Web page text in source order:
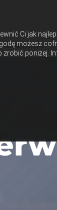
Ci jak
możesz
poniżej.